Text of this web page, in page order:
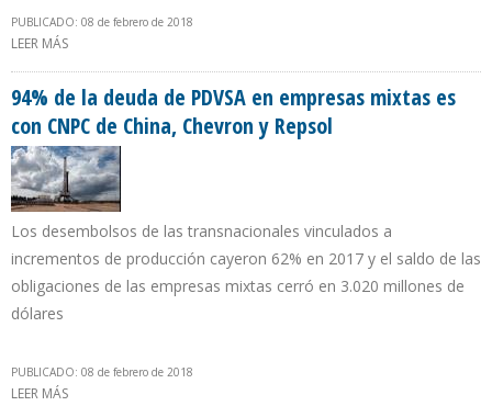
PUBLICADO: 08 de febrero de 2018
LEER MÁS
94% de la deuda de PDVSA en empresas mixtas es
con CNPC de China, Chevron y Repsol
Los desembolsos de las transnacionales vinculados a
incrementos de producción cayeron 62% en 2017 y el saldo de las
obligaciones de las empresas mixtas cerró en 3.020 millones de
dólares
PUBLICADO: 08 de febrero de 2018
LEER MÁS